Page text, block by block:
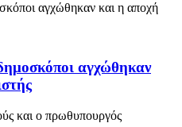
αγχώθηκαν